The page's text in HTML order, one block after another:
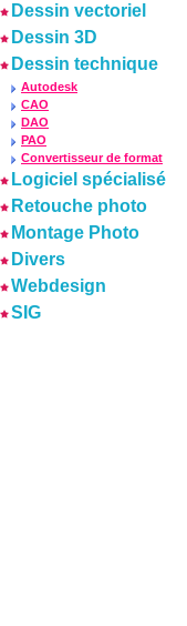
Dessin vectoriel
Dessin 3D
Dessin technique
Autodesk
CAO
DAO
PAO
Convertisseur de format
Logiciel spécialisé
Retouche photo
Montage Photo
Divers
Webdesign
SIG